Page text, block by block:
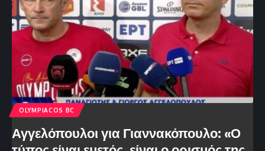
OLYMPIACOS BC
Αγγελόπουλοι για Γιαννακόπουλο: «Ο